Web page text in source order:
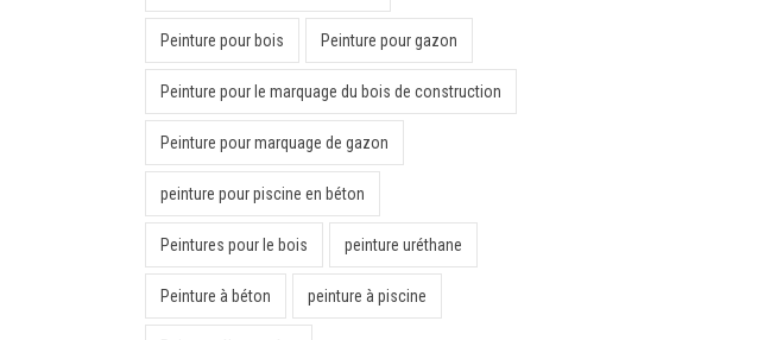
Peinture pour bois Peinture pour gazon
Peinture pour le marquage du bois de construction
Peinture pour marquage de gazon
peinture pour piscine en béton
Peintures pour le bois peinture uréthane
Peinture à béton peinture à piscine